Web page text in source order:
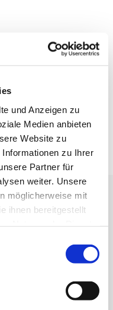
und Anzeigen zu
Medien anbieten
Website zu
zu Ihrer
Partner für
weiter. Unsere
möglicherweise mit
ihnen bereitgestellt
Newsletter
jährlich